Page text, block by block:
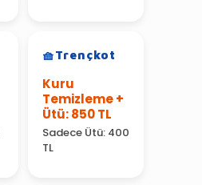
Trençkot
Kuru
Temizleme +
Ütü: 850 TL
Sadece Ütü: 400
TL